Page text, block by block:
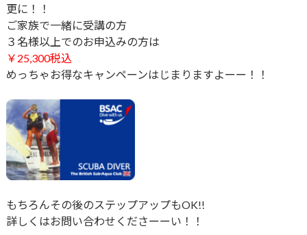
更に！！
ご家族で一緒に受講の方
３ 名様以上でのお申込みの方は
￥25,300税込
めっちゃお得なキャンペーンはじまりますよーー！！
もちろんその後のステップアップもOK!!
詳しくはお問い合わせくださーーい！！